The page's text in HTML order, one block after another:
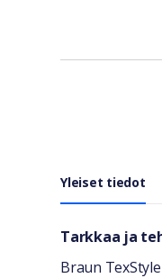
Yleiset tiedot
Yleiset
Tarkkaa ja
Braun